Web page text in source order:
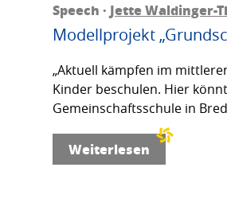
Speech · Jette Waldinger-
Modellprojekt
„Aktuell kämpfen im
Kinder beschulen. Hier
Gemeinschaftsschule in
Weiterlesen